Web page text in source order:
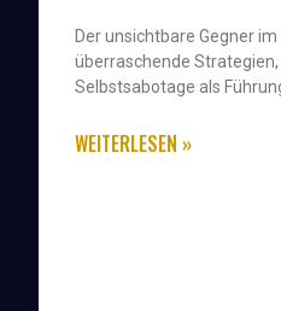
Der unsichtbare Gegner
überraschende
Selbstsabotage als
WEITERLESEN »